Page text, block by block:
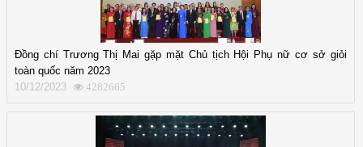
Đồng chí Trương Thị Mai gặp mặt Chủ tịch Hội Phụ nữ cơ sở giỏi
toàn quốc năm 2023
10/12/2023
4282665